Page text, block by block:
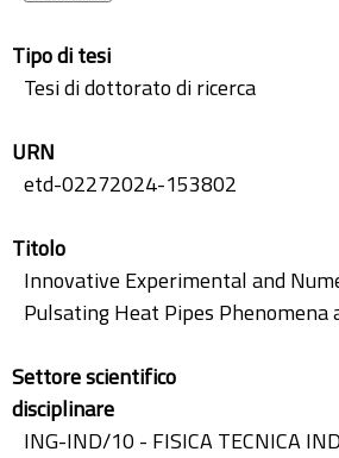
Tipo di tesi
Tesi di dottorato di ricerca
URN
etd-02272024-153802
Titolo
Innovative Experimental and
Pulsating Heat Pipes Phenomena
Settore scientifico
disciplinare
ING-IND/10 - FISICA TECNICA